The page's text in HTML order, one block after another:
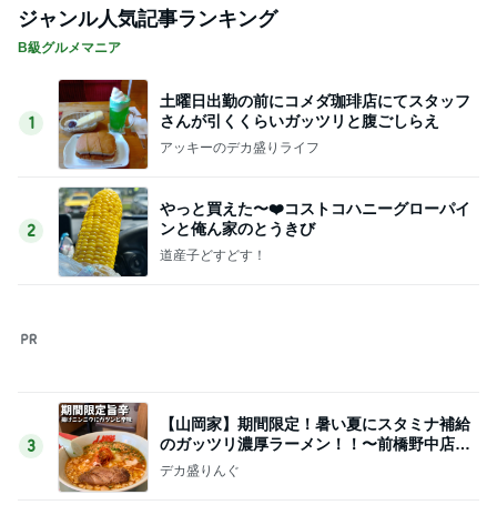
ジャンル人気記事ランキング
B級グルメマニア
1
土曜日出勤の前にコメダ珈琲店にてスタッフ
さんが引くくらいガッツリと腹ごしらえ
アッキーのデカ盛りライフ
2
やっと買えた〜❤️コストコハニーグローパイ
ンと俺ん家のとうきび
道産子どすどす！
3
4
【ラーメン】全部のせ醤油 大盛@和風中華
そば一色HITOIRO 愛知県西尾市
『やすたろう』的 食の備忘録